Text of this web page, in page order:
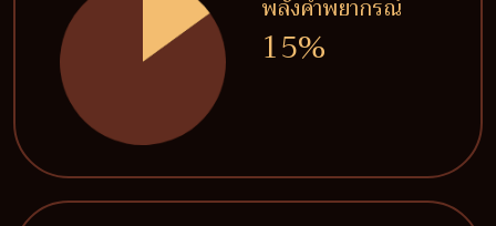
พลังคำพยากรณ์
15%